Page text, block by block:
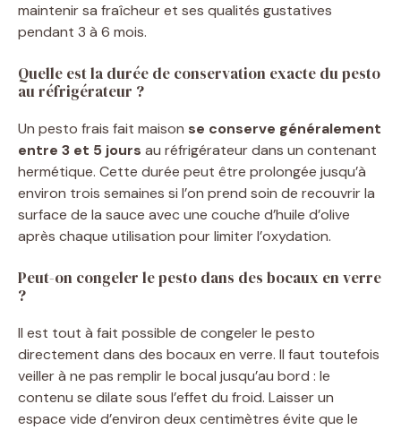
maintenir sa fraîcheur et ses qualités gustatives
pendant 3 à 6 mois.
Quelle est la durée de conservation exacte du pesto
au réfrigérateur ?
Un pesto frais fait maison se conserve généralement
entre 3 et 5 jours au réfrigérateur dans un contenant
hermétique. Cette durée peut être prolongée jusqu’à
environ trois semaines si l’on prend soin de recouvrir la
surface de la sauce avec une couche d’huile d’olive
après chaque utilisation pour limiter l’oxydation.
Peut-on congeler le pesto dans des bocaux en verre
?
Il est tout à fait possible de congeler le pesto
directement dans des bocaux en verre. Il faut toutefois
veiller à ne pas remplir le bocal jusqu’au bord : le
contenu se dilate sous l’effet du froid. Laisser un
espace vide d’environ deux centimètres évite que le